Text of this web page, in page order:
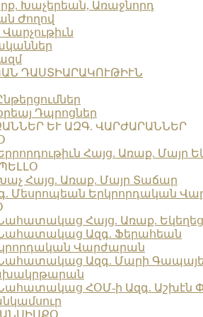
Խաչերեան, Առաջնորդ
Ժողով
ԴԱՍՏԻԱՐԱԿՈՒԹԻՒՆ
Դպրոցներ
ԵՒ ԱԶԳ. ՎԱՐԺԱՐԱՆՆԵՐ
Հայց. Առաք. Մայր
Հայց. Առաք. Մայր Տաճար
Մեսրոպեան Երկրորդական
Հայց. Առաք.
Ազգ. Ֆերահեան
Վարժարան
Ազգ. Մարի
ՀՕՄ-ի Ազգ. Աշխէն